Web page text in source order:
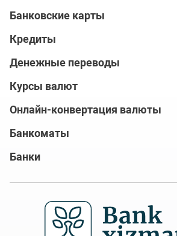
Банковские карты
Кредиты
Денежные переводы
Курсы валют
Онлайн-конвертация валюты
Банкоматы
Банки